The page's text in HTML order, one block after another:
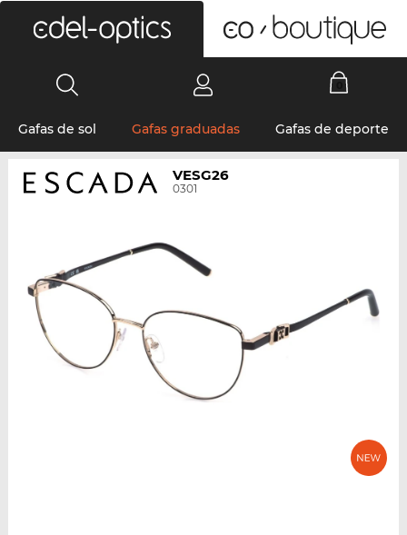
Gafas de sol Gafas graduadas Gafas de deporte
VESG26
0301